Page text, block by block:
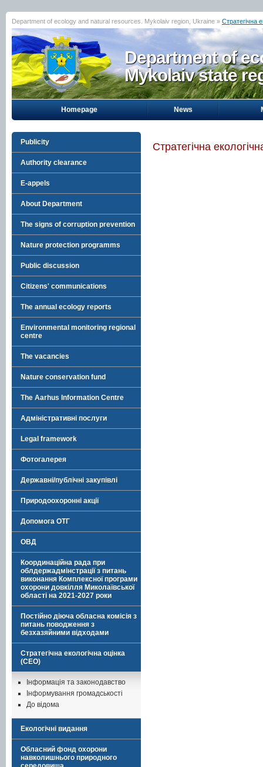
Department of ecology and natural resources. Mykolaiv region, Ukraine » Стратегічна
Department of
Mykolaiv state
Homepage News
Publicity
Authority clearance
E-appels
About Department
The signs of corruption prevention
Nature protection programms
Public discussion
Citizens' communications
The annual ecology reports
Environmental monitoring regional
centre
The vacancies
Nature conservation fund
The Aarhus Information Centre
Адміністративні послуги
Legal framework
Фотогалерея
Державні/публічні закупівлі
Природоохоронні акції
Допомога ОТГ
ОВД
Координаційна рада при
облдержадмінстрації з питань
виконання Комплексної програми
охорони довкілля Миколаївської
області на 2021-2027 роки
Постійно діюча обласна комісія з
питань поводження з
безхазяйними відходами
Стратегічна екологічна оцінка
(СЕО)
Інформація та законодавство
Інформування громадськості
До відома
Екологічні видання
Обласний фонд охорони
навколишнього природного
Стратегічна